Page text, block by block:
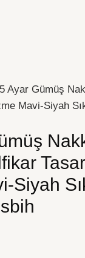
Ayar Gümüş
Mavi-Siyah
Siyah